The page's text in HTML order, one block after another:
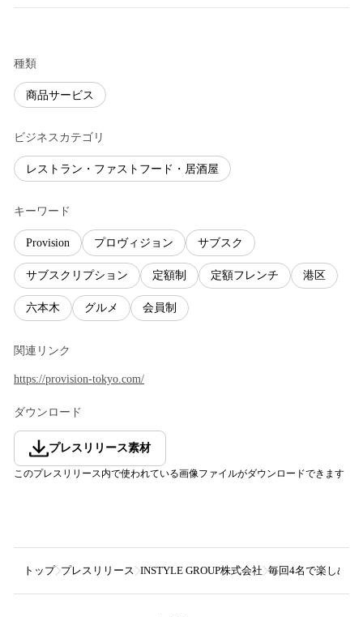
種類
商品サービス
ビジネスカテゴリ
レストラン・ファストフード・居酒屋
キーワード
Provision プロヴィジョン サブスク
サブスクリプション 定額制 定額フレンチ 港区
六本木 グルメ 会員制
関連リンク
https://provision-tokyo.com/
ダウンロード
プレスリリース素材
このプレスリリース内で使われている画像ファイルがダウンロードできます
トップ プレスリリース INSTYLE GROUP株式会社 毎回4名で楽しめる